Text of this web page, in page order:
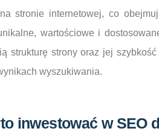
stronie internetowej, co
wartościowe i
strukturę strony oraz jej
wyszukiwania.
inwestować w SEO